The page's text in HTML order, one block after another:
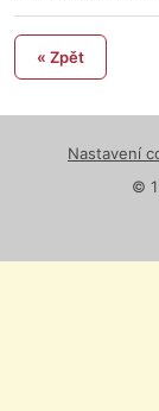
« Zpět
Nastavení
©